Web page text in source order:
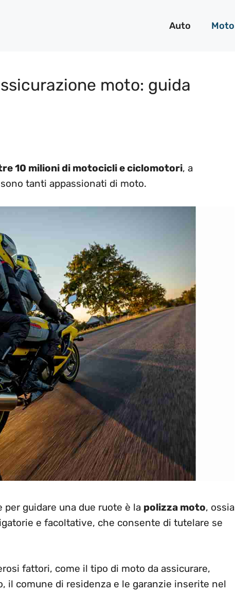
Auto Moto
moto: guida
10 milioni di motocicli e ciclomotori, a
tanti appassionati di moto.
guidare una due ruote è la polizza moto, ossia
e facoltative, che consente di tutelare se
fattori, come il tipo di moto da assicurare,
il comune di residenza e le garanzie inserite nel